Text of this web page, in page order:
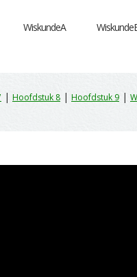
WiskundeA
| Hoofdstuk 8 | Hoofdstuk 9 |